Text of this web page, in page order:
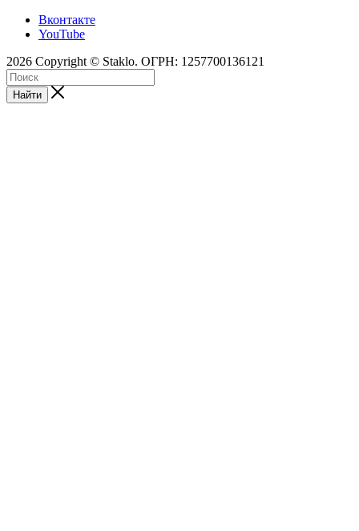
Вконтакте
YouTube
2026 Copyright © Staklo. ОГРН: 1257700136121
Найти